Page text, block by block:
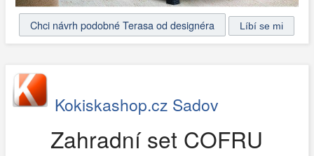
Chci návrh podobné Terasa od designéra
Kokiskashop.cz Sadov
Zahradní set COFRU